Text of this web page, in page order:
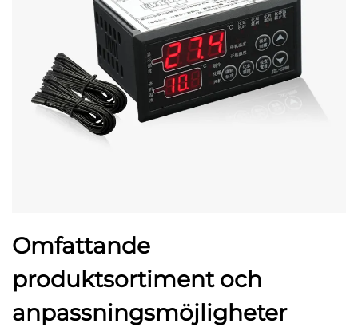
Omfattande
produktsortiment och
anpassningsmöjligheter